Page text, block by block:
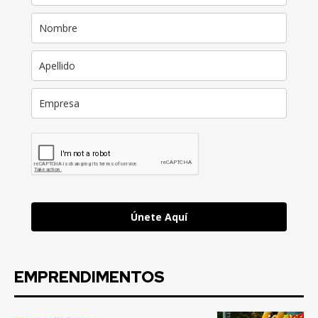
Únete Aquí
EMPRENDIMENTOS